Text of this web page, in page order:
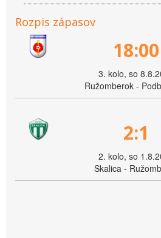
Rozpis zápasov
18:00
3. kolo, so
Ružomberok -
2:1
2. kolo, so
Skalica -